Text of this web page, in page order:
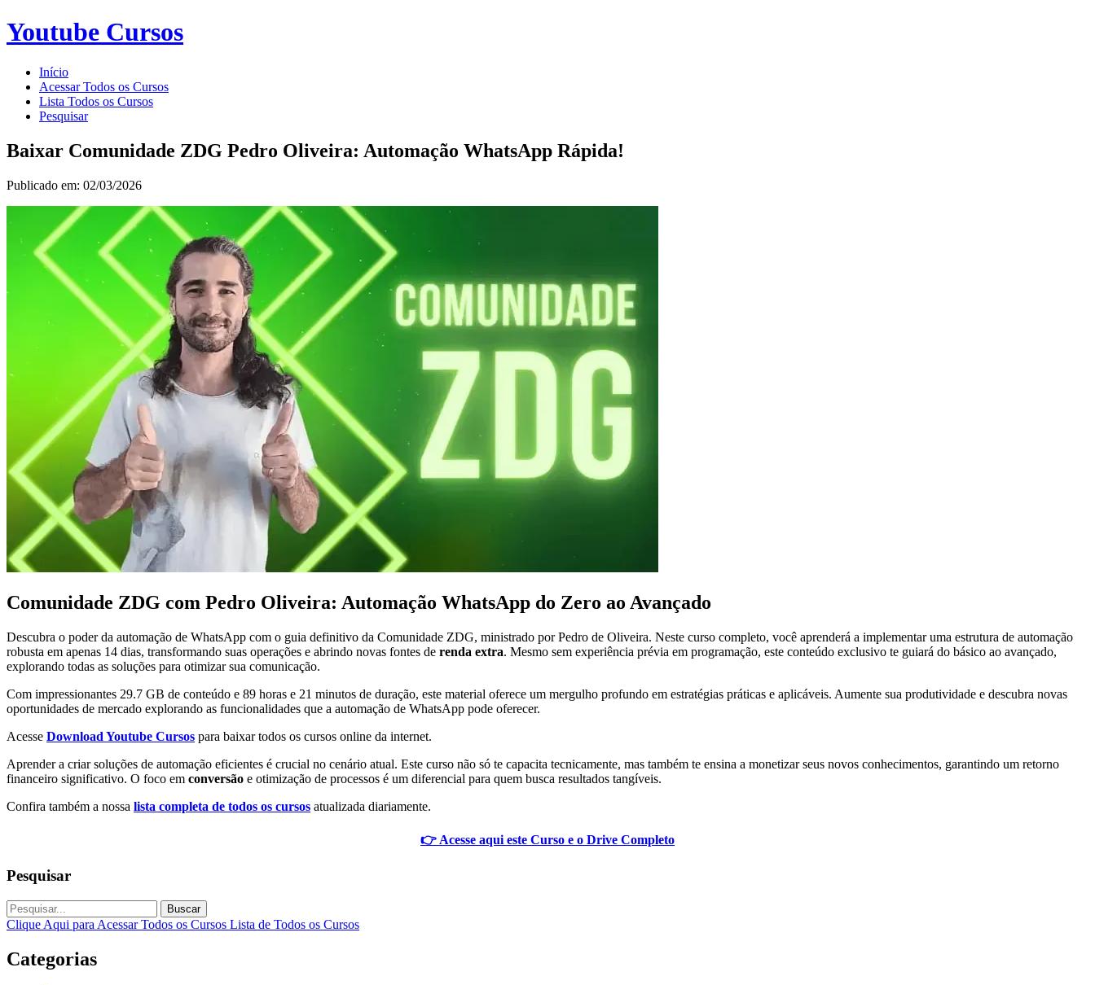
Youtube Cursos
Início
Acessar Todos os Cursos
Lista Todos os Cursos
Pesquisar
Baixar Comunidade ZDG Pedro Oliveira: Automação WhatsApp Rápida!
Publicado em: 02/03/2026
Comunidade ZDG com Pedro Oliveira: Automação WhatsApp do Zero ao Avançado
Descubra o poder da automação de WhatsApp com o guia definitivo da Comunidade ZDG, ministrado por Pedro de Oliveira. Neste curso completo, você aprenderá a implementar uma estrutura de automação
robusta em apenas 14 dias, transformando suas operações e abrindo novas fontes de renda extra. Mesmo sem experiência prévia em programação, este conteúdo exclusivo te guiará do básico ao avançado,
explorando todas as soluções para otimizar sua comunicação.
Com impressionantes 29.7 GB de conteúdo e 89 horas e 21 minutos de duração, este material oferece um mergulho profundo em estratégias práticas e aplicáveis. Aumente sua produtividade e descubra novas
oportunidades de mercado explorando as funcionalidades que a automação de WhatsApp pode oferecer.
Acesse Download Youtube Cursos para baixar todos os cursos online da internet.
Aprender a criar soluções de automação eficientes é crucial no cenário atual. Este curso não só te capacita tecnicamente, mas também te ensina a monetizar seus novos conhecimentos, garantindo um retorno
financeiro significativo. O foco em conversão e otimização de processos é um diferencial para quem busca resultados tangíveis.
Confira também a nossa lista completa de todos os cursos atualizada diariamente.
👉 Acesse aqui este Curso e o Drive Completo
Pesquisar
Buscar
Clique Aqui para Acessar Todos os Cursos Lista de Todos os Cursos
Categorias